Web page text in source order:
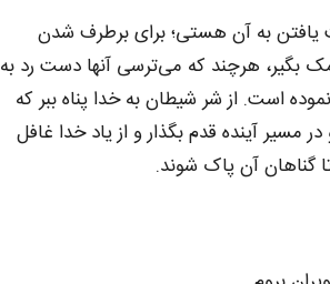
به آن هستی؛ برای برطرف شدن
هرچند که می‌ترسی آنها دست رد به
است. از شر شیطان به خدا پناه ببر که
مسیر آینده قدم بگذار و از یاد خدا غافل
گناهان آن پاک شوند.